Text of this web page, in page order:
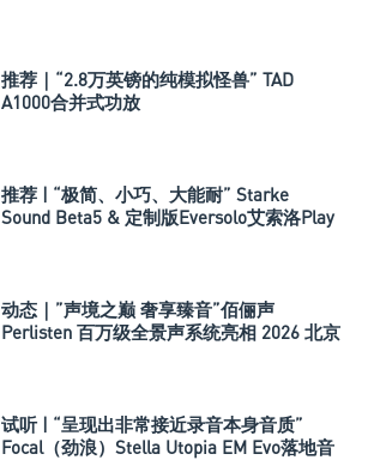
推荐｜“2.8万英镑的纯模拟怪兽” TAD
A1000合并式功放
推荐 | “极简、小巧、大能耐” Starke
Sound Beta5 & 定制版Eversolo艾索洛Play
动态｜”声境之巅 奢享臻音”佰俪声
Perlisten 百万级全景声系统亮相 2026 北京
试听 | “呈现出非常接近录音本身音质”
Focal（劲浪）Stella Utopia EM Evo落地音